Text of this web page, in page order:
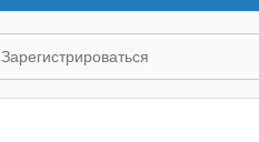
Зарегистрироваться